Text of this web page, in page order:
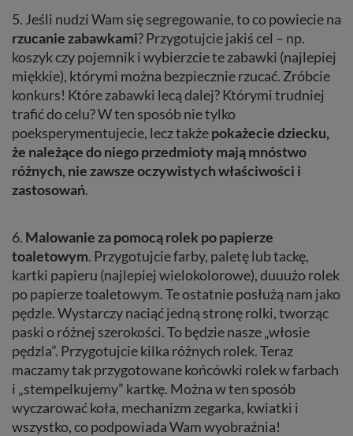
5. Jeśli nudzi Wam się segregowanie, to co powiecie na
rzucanie zabawkami? Przygotujcie jakiś cel – np.
koszyk czy pojemnik i wybierzcie te zabawki (najlepiej
miękkie), którymi można bezpiecznie rzucać. Zróbcie
konkurs! Które zabawki lecą dalej? Którymi trudniej
trafić do celu? W ten sposób nie tylko
poeksperymentujecie, lecz takżepokażecie dziecku,
że należące do niego przedmioty mają mnóstwo
różnych, nie zawsze oczywistych właściwości i
zastosowań.
6. Malowanie za pomocą rolek po papierze
toaletowym. Przygotujcie farby, paletę lub tackę,
kartki papieru (najlepiej wielokolorowe), duuużo rolek
po papierze toaletowym. Te ostatnie posłużą nam jako
pędzle. Wystarczy naciąć jedną stronę rolki, tworząc
paski o różnej szerokości. To będzie nasze „włosie
pędzla”. Przygotujcie kilka różnych rolek. Teraz
maczamy tak przygotowane końcówki rolek w farbach
i „stempelkujemy” kartkę. Można w ten sposób
wyczarować koła, mechanizm zegarka, kwiatki i
wszystko, co podpowiada Wam wyobraźnia!